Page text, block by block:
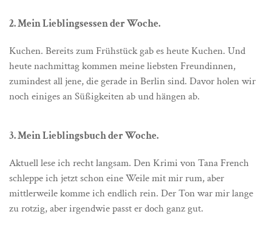
2. Mein Lieblingsessen der Woche.
Kuchen. Bereits zum Frühstück gab es heute Kuchen. Und
heute nachmittag kommen meine liebsten Freundinnen,
zumindest all jene, die gerade in Berlin sind. Davor holen wir
noch einiges an Süßigkeiten ab und hängen ab.
3. Mein Lieblingsbuch der Woche.
Aktuell lese ich recht langsam. Den Krimi von Tana French
schleppe ich jetzt schon eine Weile mit mir rum, aber
mittlerweile komme ich endlich rein. Der Ton war mir lange
zu rotzig, aber irgendwie passt er doch ganz gut.